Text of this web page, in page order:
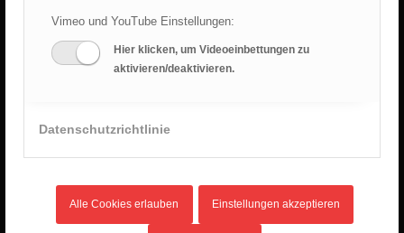
Vimeo und YouTube Einstellungen:
Hier klicken, um Videoeinbettungen zu
aktivieren/deaktivieren.
Datenschutzrichtlinie
Alle Cookies erlauben Einstellungen akzeptieren
RANGER BLOG
Unlimited Camp 2025